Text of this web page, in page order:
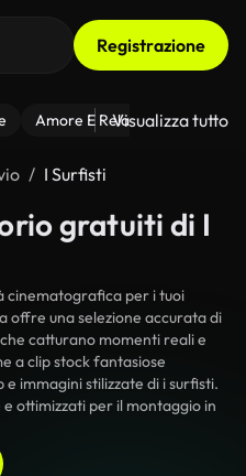
Registrazione
Amore E Relazioni Il
Visualizza tutto
I Surfisti
gratuiti di I
cinematografica per i tuoi
offre una selezione accurata di
catturano momenti reali e
a clip stock fantasiose
immagini stilizzate di i surfisti.
ottimizzati per il montaggio in